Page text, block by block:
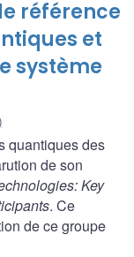
référence
et
système
quantiques des
de son
Key
. Ce
de ce groupe